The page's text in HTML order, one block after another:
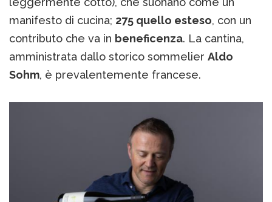
manifesto di cucina; 275 quello esteso, con un
contributo che va in beneficenza. La cantina,
amministrata dallo storico sommelier Aldo
Sohm, è prevalentemente francese.